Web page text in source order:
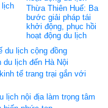
lịch
Thừa Thiên Huế: Ba
bước giải pháp tái
khởi động, phục hồi
hoạt động du lịch
du lịch cộng đồng
lịch đến Hà Nội
tế trang trại gắn với
lịch nội địa làm trọng tâm